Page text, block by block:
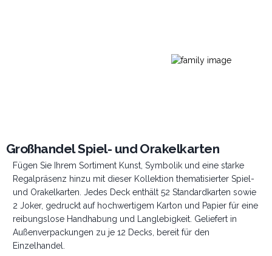
Großhandel Spiel- und Orakelkarten
Fügen Sie Ihrem Sortiment Kunst, Symbolik und eine starke
Regalpräsenz hinzu mit dieser Kollektion thematisierter Spiel-
und Orakelkarten. Jedes Deck enthält 52 Standardkarten sowie
2 Joker, gedruckt auf hochwertigem Karton und Papier für eine
reibungslose Handhabung und Langlebigkeit. Geliefert in
Außenverpackungen zu je 12 Decks, bereit für den
Einzelhandel.